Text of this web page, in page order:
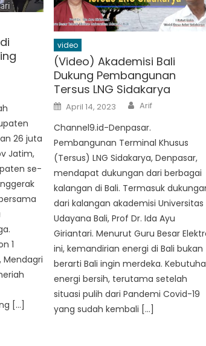
26 juta
Jatim,
se-
1
Mendagri
[…]
video
(Video) Akademisi Bali
Dukung Pembangunan
Tersus LNG Sidakarya
Posted
on
April 14, 2023 Author
Arif
Channel9.id-Denpasar.
Pembangunan Terminal Khusus
(Tersus) LNG Sidakarya, Denpasar,
mendapat dukungan dari berbagai
kalangan di Bali. Termasuk
dari kalangan akademisi Universitas
Udayana Bali, Prof Dr. Ida Ayu
Giriantari. Menurut Guru Besar
ini, kemandirian energi di Bali bukan
berarti Bali ingin merdeka.
energi bersih, terutama setelah
situasi pulih dari Pandemi Covid-19
yang sudah kembali […]